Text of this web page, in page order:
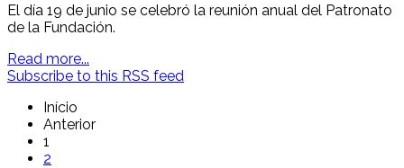
El día 19 de junio se celebró la reunión anual del Patronato
de la Fundación.
Read more...
Subscribe to this RSS feed
Início
Anterior
1
2